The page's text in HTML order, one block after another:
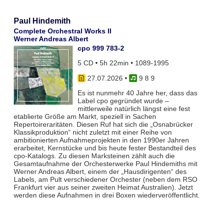
Paul Hindemith
Complete Orchestral Works II
Werner Andreas Albert
cpo 999 783-2
5 CD • 5h 22min • 1089-1995
27.07.2026 •
9 8 9
Es ist nunmehr 40 Jahre her, dass das
Label cpo gegründet wurde –
mittlerweile natürlich längst eine fest
etablierte Größe am Markt, speziell in Sachen
Repertoireraritäten. Diesen Ruf hat sich die „Osnabrücker
Klassikproduktion“ nicht zuletzt mit einer Reihe von
ambitionierten Aufnahmeprojekten in den 1990er Jahren
erarbeitet, Kernstücke und bis heute fester Bestandteil des
cpo-Katalogs. Zu diesen Marksteinen zählt auch die
Gesamtaufnahme der Orchesterwerke Paul Hindemiths mit
Werner Andreas Albert, einem der „Hausdirigenten“ des
Labels, am Pult verschiedener Orchester (neben dem RSO
Frankfurt vier aus seiner zweiten Heimat Australien). Jetzt
werden diese Aufnahmen in drei Boxen wiederveröffentlicht.